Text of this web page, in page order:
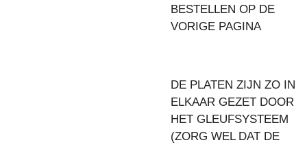
BESTELLEN OP DE
VORIGE PAGINA
DE PLATEN ZIJN ZO IN
ELKAAR GEZET DOOR
HET GLEUFSYSTEEM
(ZORG WEL DAT DE